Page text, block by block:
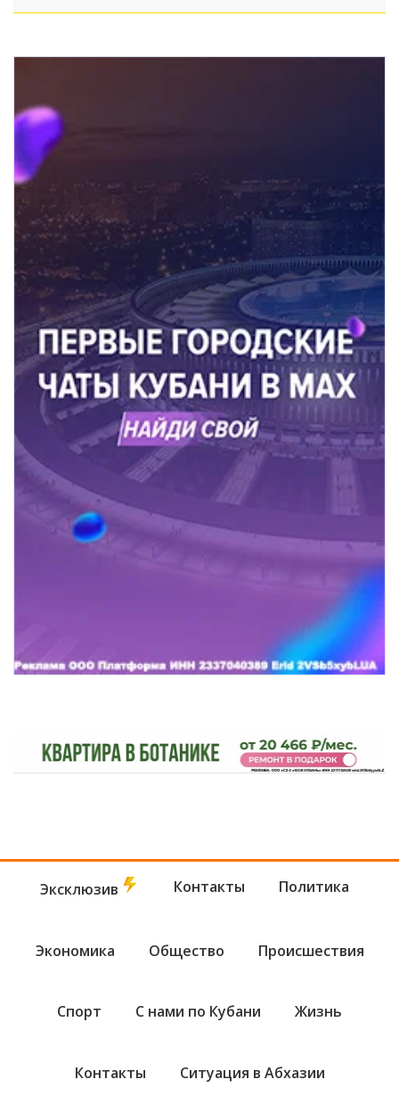
Эксклюзив Контакты Политика
Экономика Общество Происшествия
Спорт С нами по Кубани Жизнь
Контакты Ситуация в Абхазии